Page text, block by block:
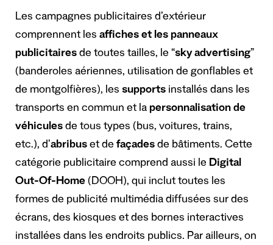
Les campagnes publicitaires d’extérieur
comprennent les affiches et les panneaux
publicitaires de toutes tailles, le “sky advertising”
(banderoles aériennes, utilisation de gonflables et
de montgolfières), les supports installés dans les
transports en commun et la personnalisation de
véhicules de tous types (bus, voitures, trains,
etc.), d’abribus et de façades de bâtiments. Cette
catégorie publicitaire comprend aussi le Digital
Out-Of-Home (DOOH), qui inclut toutes les
formes de publicité multimédia diffusées sur des
écrans, des kiosques et des bornes interactives
installées dans les endroits publics. Par ailleurs, on